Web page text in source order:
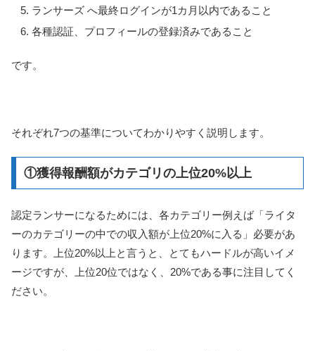
ランサーズ へ最終ログインが1カ月以内であること
各種認証、プロフィールの登録済みであること
です。
それぞれ7つの基準についてわかりやすく説明します。
①獲得報酬額がカテゴリの上位20%以上
認定ランサーになるためには、各カテゴリー例えば「ライタ
ーのカテゴリーの中での収入額が上位20%に入る」必要があ
ります。上位20%以上と言うと、とてもハードルが高いイメ
ージですが、上位20位ではなく、20%である事に注目してく
ださい。